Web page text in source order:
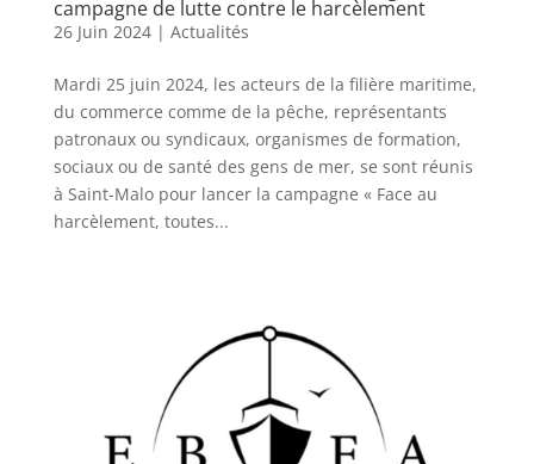
campagne de lutte contre le harcèlement
26 Juin 2024| Actualités
Mardi 25 juin 2024, les acteurs de la filière maritime,
du commerce comme de la pêche, représentants
patronaux ou syndicaux, organismes de formation,
sociaux ou de santé des gens de mer, se sont réunis
à Saint-Malo pour lancer la campagne « Face au
harcèlement, toutes...